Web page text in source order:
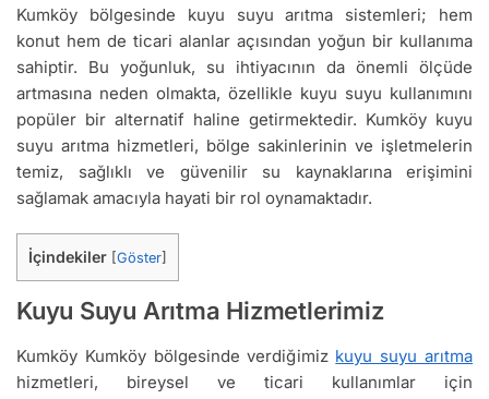
Kumköy bölgesinde kuyu suyu arıtma sistemleri; hem
konut hem de ticari alanlar açısından yoğun bir kullanıma
sahiptir. Bu yoğunluk, su ihtiyacının da önemli ölçüde
artmasına neden olmakta, özellikle kuyu suyu kullanımını
popüler bir alternatif haline getirmektedir. Kumköy kuyu
suyu arıtma hizmetleri, bölge sakinlerinin ve işletmelerin
temiz, sağlıklı ve güvenilir su kaynaklarına erişimini
sağlamak amacıyla hayati bir rol oynamaktadır.
İçindekiler Göster
Kuyu Suyu Arıtma Hizmetlerimiz
Kumköy Kumköy bölgesinde verdiğimiz kuyu suyu arıtma
hizmetleri, bireysel ve ticari kullanımlar için